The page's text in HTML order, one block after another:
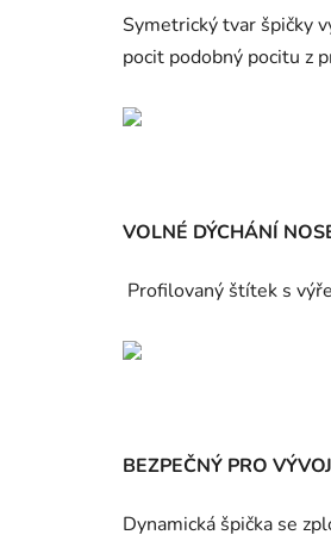
Symetrický tvar špičky
pocit podobný pocitu z
VOLNÉ DÝCHÁNÍ
Profilovaný štítek s
BEZPEČNÝ PRO
Dynamická špička se